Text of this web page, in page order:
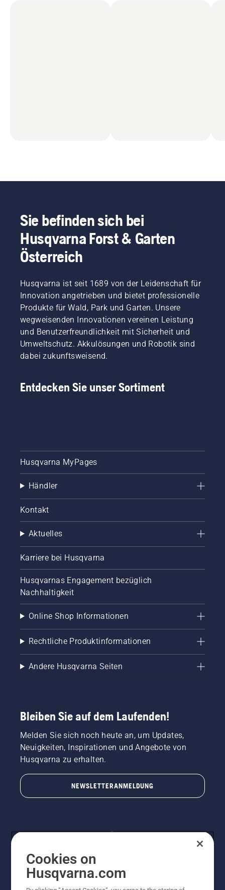
Sie befinden sich bei
Husqvarna Forst & Garten
Österreich
Husqvarna ist seit 1689 von der Leidenschaft für
Innovation angetrieben und bietet professionelle
Produkte für Wald, Park und Garten. Unsere
wegweisenden Innovationen vereinen Leistung
und Benutzerfreundlichkeit mit Sicherheit und
Umweltschutz. Akkulösungen und Robotik sind
dabei zukunftsweisend.
Entdecken Sie unser Sortiment
Husqvarna MyPages
Händler
Kontakt
Aktuelles
Karriere bei Husqvarna
Husqvarnas Engagement bezüglich
Nachhaltigkeit
Online Shop Informationen
Rechtliche Produktinformationen
Andere Husqvarna Seiten
Bleiben Sie auf dem Laufenden!
Melden Sie sich noch heute an, um Updates,
Neuigkeiten, Inspirationen und Angebote von
Husqvarna zu erhalten.
NEWSLETTERANMELDUNG
Cookies on
Husqvarna.com